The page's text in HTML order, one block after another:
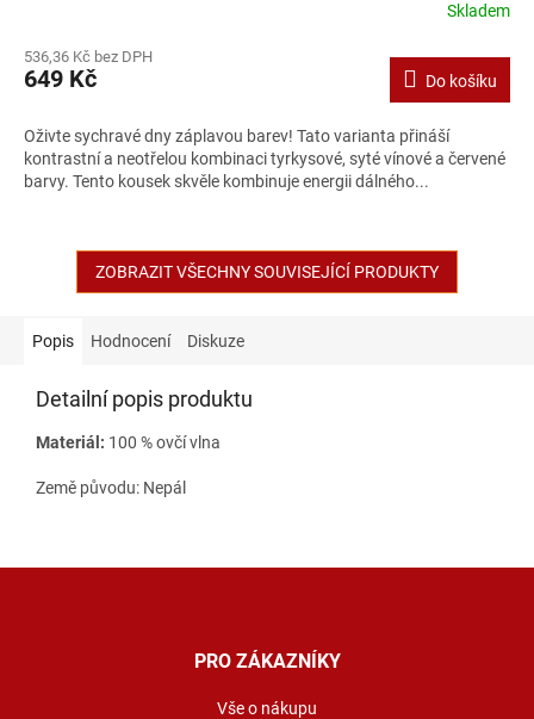
Skladem
536,36 Kč bez DPH
649 Kč Do košíku
Oživte sychravé dny záplavou barev! Tato varianta přináší
kontrastní a neotřelou kombinaci tyrkysové, syté vínové a červené
barvy. Tento kousek skvěle kombinuje energii dálného...
ZOBRAZIT VŠECHNY SOUVISEJÍCÍ PRODUKTY
Popis Hodnocení Diskuze
Detailní popis produktu
Materiál: 100 % ovčí vlna
Země původu: Nepál
PRO ZÁKAZNÍKY
Vše o nákupu